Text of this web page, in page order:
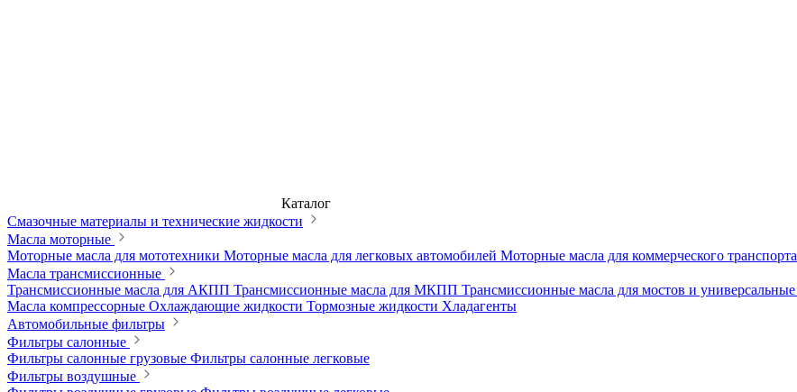
Каталог
Смазочные материалы и технические жидкости
Масла моторные
Моторные масла для мототехники Моторные масла для легковых автомобилей Моторные масла для коммерческого транспорта
Масла трансмиссионные
Трансмиссионные масла для АКПП Трансмиссионные масла для МКПП Трансмиссионные масла для мостов и универсальные
Масла компрессорные Охлаждающие жидкости Тормозные жидкости Хладагенты
Автомобильные фильтры
Фильтры салонные
Фильтры салонные грузовые Фильтры салонные легковые
Фильтры воздушные